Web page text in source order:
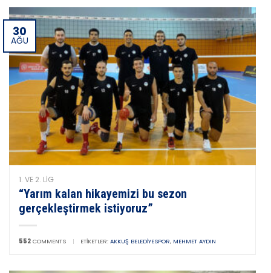
30
AĞU
1. VE 2. LIG
“Yarım kalan hikayemizi bu sezon
gerçekleştirmek istiyoruz”
552 COMMENTS | ETIKETLER: AKKUŞ BELEDIYESPOR, MEHMET AYDIN